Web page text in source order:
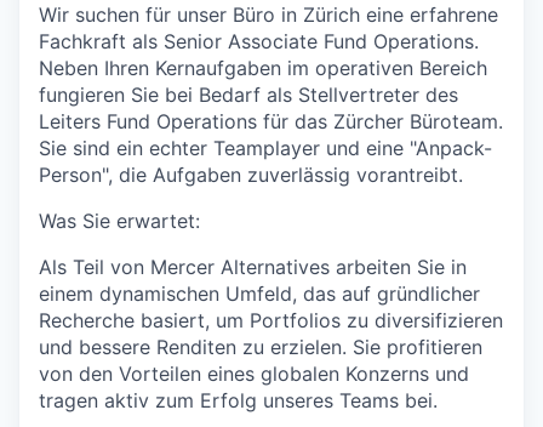
Wir suchen für unser Büro in Zürich eine erfahrene
Fachkraft als Senior Associate Fund Operations.
Neben Ihren Kernaufgaben im operativen Bereich
fungieren Sie bei Bedarf als Stellvertreter des
Leiters Fund Operations für das Zürcher Büroteam.
Sie sind ein echter Teamplayer und eine "Anpack-
Person", die Aufgaben zuverlässig vorantreibt.
Was Sie erwartet:
Als Teil von Mercer Alternatives arbeiten Sie in
einem dynamischen Umfeld, das auf gründlicher
Recherche basiert, um Portfolios zu diversifizieren
und bessere Renditen zu erzielen. Sie profitieren
von den Vorteilen eines globalen Konzerns und
tragen aktiv zum Erfolg unseres Teams bei.